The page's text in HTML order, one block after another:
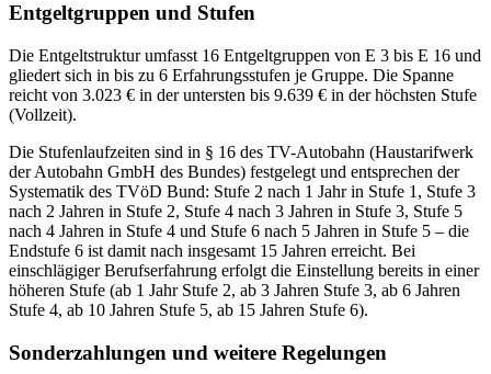
Entgeltgruppen und Stufen
Die Entgeltstruktur umfasst 16 Entgeltgruppen von E 3 bis E 16 und
gliedert sich in bis zu 6 Erfahrungsstufen je Gruppe. Die Spanne
reicht von 3.023 € in der untersten bis 9.639 € in der höchsten Stufe
(Vollzeit).
Die Stufenlaufzeiten sind in § 16 des TV-Autobahn (Haustarifwerk
der Autobahn GmbH des Bundes) festgelegt und entsprechen der
Systematik des TVöD Bund: Stufe 2 nach 1 Jahr in Stufe 1, Stufe 3
nach 2 Jahren in Stufe 2, Stufe 4 nach 3 Jahren in Stufe 3, Stufe 5
nach 4 Jahren in Stufe 4 und Stufe 6 nach 5 Jahren in Stufe 5 – die
Endstufe 6 ist damit nach insgesamt 15 Jahren erreicht. Bei
einschlägiger Berufserfahrung erfolgt die Einstellung bereits in einer
höheren Stufe (ab 1 Jahr Stufe 2, ab 3 Jahren Stufe 3, ab 6 Jahren
Stufe 4, ab 10 Jahren Stufe 5, ab 15 Jahren Stufe 6).
Sonderzahlungen und weitere Regelungen